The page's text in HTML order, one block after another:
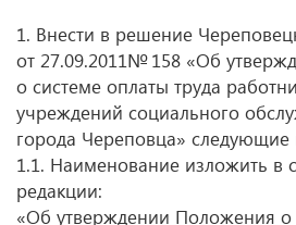
1. Внести в решение
от 27.09.2011№ 158 «Об
о системе оплаты труда
учреждений социального
города Череповца» следующие
1.1. Наименование изложить в
редакции:
«Об утверждении Положения о